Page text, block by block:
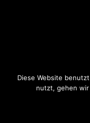
Diese Website
nutzt, gehen wir